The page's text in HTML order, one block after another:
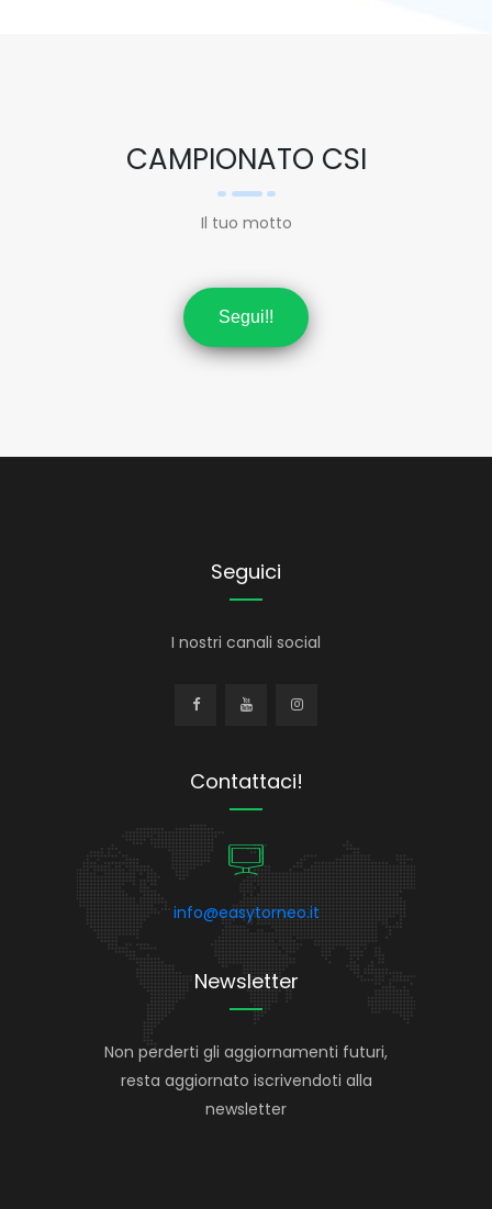
CAMPIONATO CSI
Il tuo motto
Segui!!
Seguici
I nostri canali social
Contattaci!
info@easytorneo.it
Newsletter
Non perderti gli aggiornamenti futuri,
resta aggiornato iscrivendoti alla
newsletter